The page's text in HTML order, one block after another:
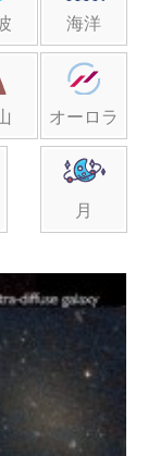
海洋
オーロラ
月